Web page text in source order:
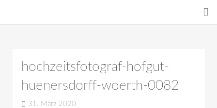
hochzeitsfotograf-hofgut-
huenersdorff-woerth-0082
31. März 2020